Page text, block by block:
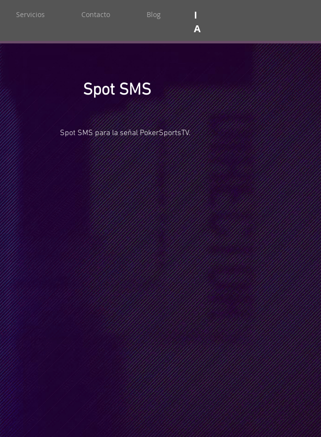
Servicios Contacto Blog
I
A
Spot SMS
Spot SMS para la señal PokerSportsTV.